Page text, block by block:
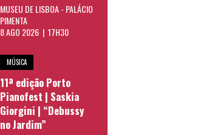
MUSEU DE LISBOA - PALÁCIO
PIMENTA
8 AGO 2026 | 17H30
MÚSICA
11ª edição Porto
Pianofest | Saskia
Giorgini | “Debussy
no Jardim”